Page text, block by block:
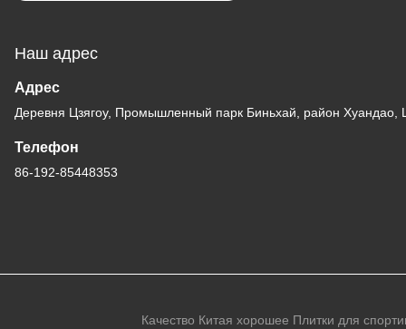
Наш адрес
Адрес
Деревня Цзягоу, Промышленный парк Биньхай, район Хуандао,
Телефон
86-192-85448353
Качество Китая хорошее Плитки для